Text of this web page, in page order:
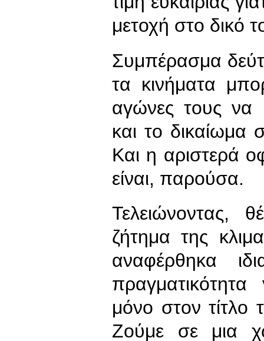
μετοχή στο δικό
Συμπέρασμα
τα κινήματα
αγώνες τους να
και το δικαίωμα
Και η αριστερά
είναι, παρούσα.
ζήτημα της
αναφέρθηκα
μόνο στον τίτλο
Ζούμε σε μια